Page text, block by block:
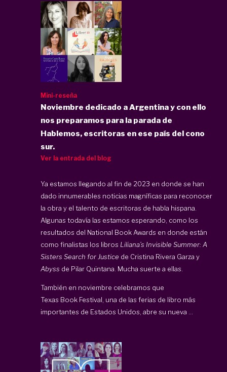
Mini-reseña
Noviembre dedicado a Argentina y con ello
nos preparamos para la parada de
Hablemos, escritoras en ese país del cono
sur.
Ver la entrada del blog
Ya estamos llegando al fin de 2023 en donde se han
dado innumerables noticias magníficas para reconocer
la obra y el talento de escritoras de habla hispana.
Algunas todavía las estamos esperando, como los
resultados del National Book Awards en donde están
como finalistas los libros Liliana’s Invisible Summer: A
Sisters Search for Justice de Cristina Rivera Garza y
Abyss de Pilar Quintana. Mucha suerte a ellas.
También en noviembre celebramos que
Texas Book Festival , una de las ferias de libro más
importantes de Estados Unidos, abre su nueva ...